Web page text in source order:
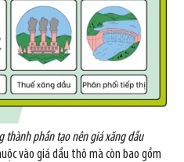
thành phần tạo nên giá xăng dầu
vào giá dầu thô mà còn bao gồm